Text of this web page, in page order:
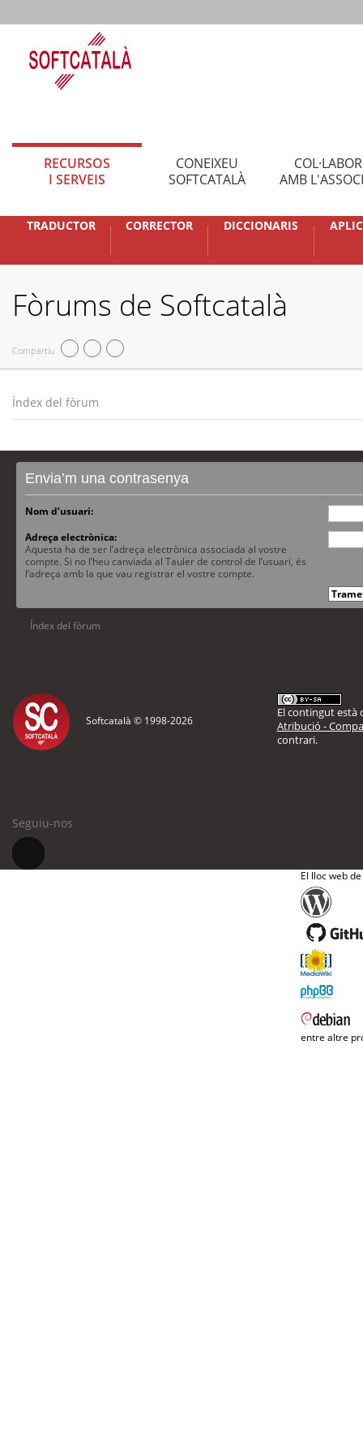
RECURSOS
I SERVEIS
CONEIXEU
SOFTCATALÀ
AMB
TRADUCTOR CORRECTOR DICCIONARIS
Fòrums de Softcatalà
Compartiu
Índex del fòrum
Envia’m una contrasenya
Nom d’usuari:
Adreça electrònica:
Aquesta ha de ser l’adreça electrònica associada al vostre
compte. Si no l’heu canviada al Tauler de control de l’usuari, és
l’adreça amb la que vau registrar el vostre compte.
Índex del fòrum
Softcatalà © 1998-2026
El contingut està
Atribució -
contrari.
Seguiu-nos
El lloc web
entre altre